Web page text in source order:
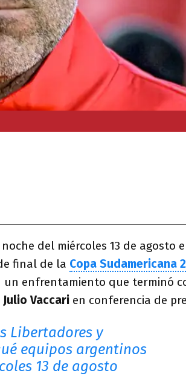
del miércoles 13 de agosto
final de la Copa Sudamericana
un enfrentamiento que terminó
Julio Vaccari en conferencia de
Libertadores y
equipos argentinos
13 de agosto